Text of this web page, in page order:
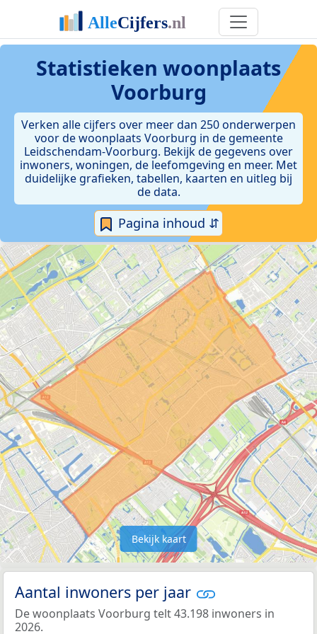
Statistieken woonplaats
Voorburg
Verken alle cijfers over meer dan 250 onderwerpen
voor de woonplaats Voorburg in de gemeente
Leidschendam-Voorburg. Bekijk de gegevens over
inwoners, woningen, de leefomgeving en meer. Met
duidelijke grafieken, tabellen, kaarten en uitleg bij
de data.
Pagina inhoud ⇵
Bekijk kaart
Aantal inwoners per jaar
De woonplaats Voorburg telt 43.198 inwoners in
2026.